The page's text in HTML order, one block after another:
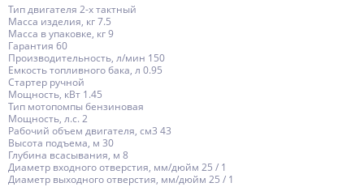
Тип двигателя 2-х тактный
Масса изделия, кг 7.5
Масса в упаковке, кг 9
Гарантия 60
Производительность, л/мин 150
Емкость топливного бака, л 0.95
Стартер ручной
Мощность, кВт 1.45
Тип мотопомпы бензиновая
Мощность, л.с. 2
Рабочий объем двигателя, см3 43
Высота подъема, м 30
Глубина всасывания, м 8
Диаметр входного отверстия, мм/дюйм 25 / 1
Диаметр выходного отверстия, мм/дюйм 25 / 1